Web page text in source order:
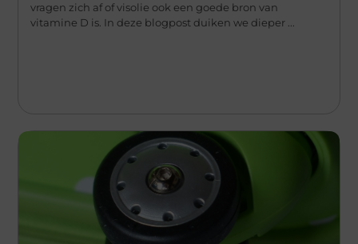
vragen zich af of visolie ook een goede bron van
vitamine D is. In deze blogpost duiken we dieper ...